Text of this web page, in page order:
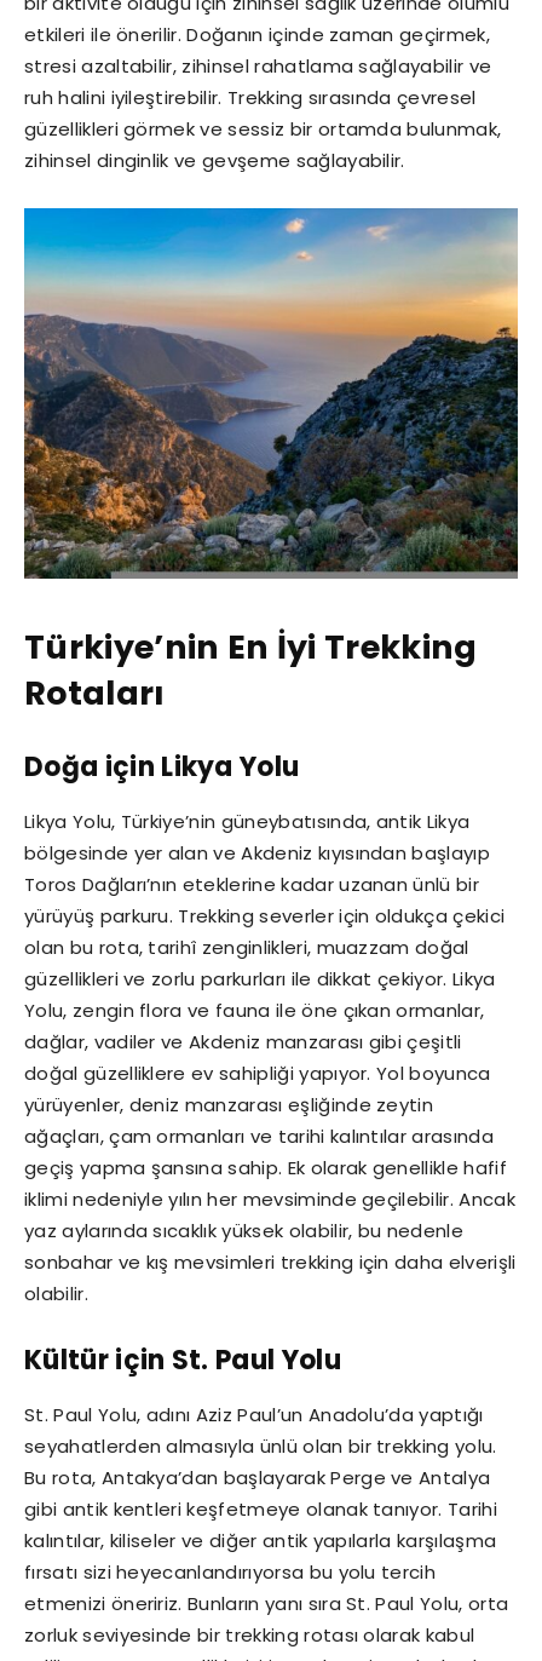
etkileri ile önerilir. Doğanın içinde zaman geçirmek,
stresi azaltabilir, zihinsel rahatlama sağlayabilir ve
ruh halini iyileştirebilir. Trekking sırasında çevresel
güzellikleri görmek ve sessiz bir ortamda bulunmak,
zihinsel dinginlik ve gevşeme sağlayabilir.
Türkiye’nin En İyi Trekking
Rotaları
Doğa için Likya Yolu
Likya Yolu, Türkiye’nin güneybatısında, antik Likya
bölgesinde yer alan ve Akdeniz kıyısından başlayıp
Toros Dağları’nın eteklerine kadar uzanan ünlü bir
yürüyüş parkuru. Trekking severler için oldukça çekici
olan bu rota, tarihî zenginlikleri, muazzam doğal
güzellikleri ve zorlu parkurları ile dikkat çekiyor. Likya
Yolu, zengin flora ve fauna ile öne çıkan ormanlar,
dağlar, vadiler ve Akdeniz manzarası gibi çeşitli
doğal güzelliklere ev sahipliği yapıyor. Yol boyunca
yürüyenler, deniz manzarası eşliğinde zeytin
ağaçları, çam ormanları ve tarihi kalıntılar arasında
geçiş yapma şansına sahip. Ek olarak genellikle hafif
iklimi nedeniyle yılın her mevsiminde geçilebilir. Ancak
yaz aylarında sıcaklık yüksek olabilir, bu nedenle
sonbahar ve kış mevsimleri trekking için daha elverişli
olabilir.
Kültür için St. Paul Yolu
St. Paul Yolu, adını Aziz Paul’un Anadolu’da yaptığı
seyahatlerden almasıyla ünlü olan bir trekking yolu.
Bu rota, Antakya’dan başlayarak Perge ve Antalya
gibi antik kentleri keşfetmeye olanak tanıyor. Tarihi
kalıntılar, kiliseler ve diğer antik yapılarla karşılaşma
fırsatı sizi heyecanlandırıyorsa bu yolu tercih
etmenizi öneririz. Bunların yanı sıra St. Paul Yolu, orta
zorluk seviyesinde bir trekking rotası olarak kabul